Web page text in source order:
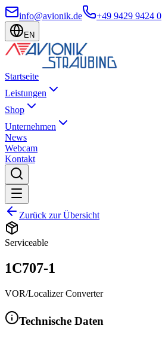
info@avionik.de +49 9429 9424 0
EN
Startseite
Leistungen
Shop
Unternehmen
News
Webcam
Kontakt
Zurück zur Übersicht
Serviceable
1C707-1
VOR/Localizer Converter
Technische Daten